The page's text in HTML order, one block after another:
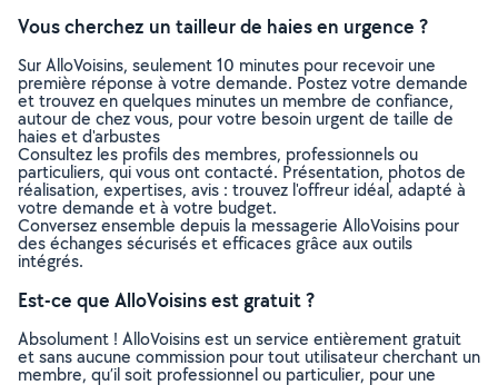
Vous cherchez un tailleur de haies en urgence ?
Sur AlloVoisins, seulement 10 minutes pour recevoir une
première réponse à votre demande. Postez votre demande
et trouvez en quelques minutes un membre de confiance,
autour de chez vous, pour votre besoin urgent de taille de
haies et d'arbustes
Consultez les profils des membres, professionnels ou
particuliers, qui vous ont contacté. Présentation, photos de
réalisation, expertises, avis : trouvez l'offreur idéal, adapté à
votre demande et à votre budget.
Conversez ensemble depuis la messagerie AlloVoisins pour
des échanges sécurisés et efficaces grâce aux outils
intégrés.
Est-ce que AlloVoisins est gratuit ?
Absolument ! AlloVoisins est un service entièrement gratuit
et sans aucune commission pour tout utilisateur cherchant un
membre, qu’il soit professionnel ou particulier, pour une